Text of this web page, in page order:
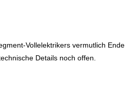
Vollelektrikers vermutlich Ende
Details noch offen.